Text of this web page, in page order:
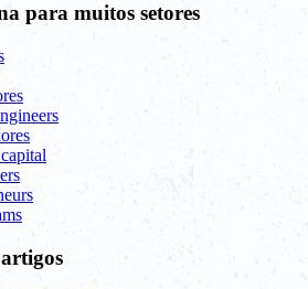
para muitos setores